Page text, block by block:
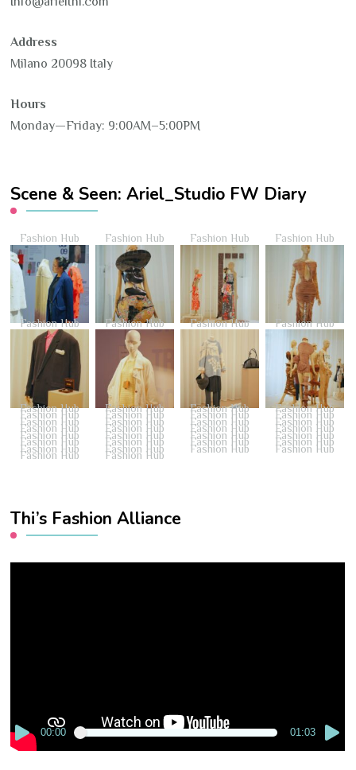
Address
Milano 20098 Italy
Hours
Monday—Friday: 9:00AM–5:00PM
Scene & Seen: Ariel_Studio FW Diary
Fashion Hub Fashion Hub Fashion Hub Fashion Hub
Fashion Hub Fashion Hub Fashion Hub Fashion Hub
Fashion Hub Fashion Hub Fashion Hub Fashion Hub
Fashion Hub Fashion Hub Fashion Hub Fashion Hub
Fashion Hub Fashion Hub Fashion Hub Fashion Hub
Fashion Hub Fashion Hub Fashion Hub Fashion Hub
Fashion Hub Fashion Hub Fashion Hub Fashion Hub
Fashion Hub Fashion Hub Fashion Hub Fashion Hub
Fashion Hub Fashion Hub Fashion Hub Fashion Hub
Fashion Hub Fashion Hub
Thi’s Fashion Alliance
00:00 01:03